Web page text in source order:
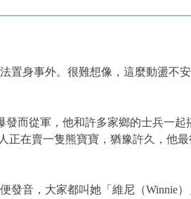
身事外。很難想像，這麼動盪不
而從軍，他和許多家鄉的士兵一起
正在賣一隻熊寶寶，猶豫許久，他
音，大家都叫她「維尼（Winnie